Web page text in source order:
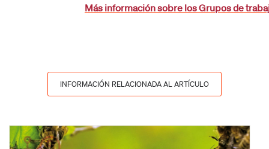
Más información sobre los Grupos de
INFORMACIÓN RELACIONADA AL ARTÍCULO